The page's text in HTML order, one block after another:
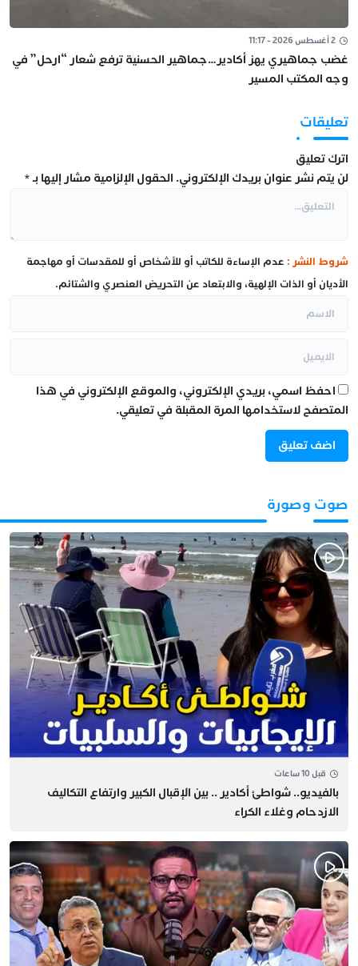
2 أغسطس 2026 - 11:17
غضب جماهيري يهز أكادير…جماهير الحسنية ترفع شعار “ارحل” في
وجه المكتب المسير
تعليقات
اترك تعليق
لن يتم نشر عنوان بريدك الإلكتروني. الحقول الإلزامية مشار إليها بـ*
شروط النشر : عدم الإساءة للكاتب أو للأشخاص أو للمقدسات أو مهاجمة
الأديان أو الذات الإلهية، والابتعاد عن التحريض العنصري والشتائم.
احفظ اسمي، بريدي الإلكتروني، والموقع الإلكتروني في هذا
المتصفح لاستخدامها المرة المقبلة في تعليقي.
صوت وصورة
قبل 10 ساعات
بالفيديو.. شواطئ أكادير .. بين الإقبال الكبير وارتفاع التكاليف
الازدحام وغلاء الكراء